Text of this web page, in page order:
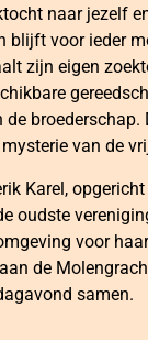
naar jezelf
blijft voor ieder
zijn eigen
broederschap.
van de
Karel,
oudste
voor
de
samen.